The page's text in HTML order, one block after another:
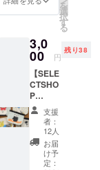
浅めの
ポケッ
トを内
蔵して
いま
す。い
つもパ
ンパン
に膨れ
ていた
ズボン
のポ
をされ
ている
tun(ジ
ャムタ
ン)」さ
ん。カ
ラフル
でユ
ニーク
なデザ
インの
SIRUH
A》１個
矢掛町
でアロ
マセラ
ピーの
お店を
営む
「Cyab
u*Cyab
u(ちゃ
ぶちゃ
ぶ)」さ
んの、
を
選
択
す
る
3,0
00 円
残り38
【SELE
CTSHO
P
MTI(ム
ティ)イ
ラスト
ミニ財
布】 ●
ミニ財
支援
者：
12人
お届
け予
定：